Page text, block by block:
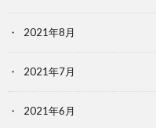
2021年8月
2021年7月
2021年6月